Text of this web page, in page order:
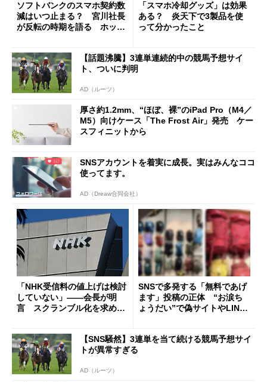
ソフトバンクのスマホ契約数
減はいつ止まる？ 宮川社長
が反転の時期を語る ホッピ
「スマホ冷却グッズ」は効果
ある？ 炎天下で3製品を使
って分かったこと
【話題沸騰】3連単連続的中の競馬予想サイ
ト、ついに判明
AD（ルーツ）
厚さ約1.2mm、“ほぼ、裸”のiPad Pro（M4／
M5）向けケース「The Frost Air」発売 ケー
スフィニットから
SNSアカウントを着実に成長。実はみんなココ
使ってます。
AD（Dreaw合同会社）
「NHK受信料の値上げは検討
していない」――会長が明
言 スクランブル化を求める
SNSで多発する「無料であげ
ます」投稿の正体 “お涙ち
ょうだい”で偽サイトやLINE
【SNS騒然】3連単を当て続ける競馬予想サイ
トが異常すぎる
AD（ルーツ）